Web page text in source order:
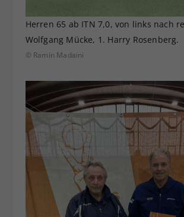
Herren 65 ab ITN 7,0, von links nach
Wolfgang Mücke, 1. Harry Rosenberg.
© Ramin Madaini